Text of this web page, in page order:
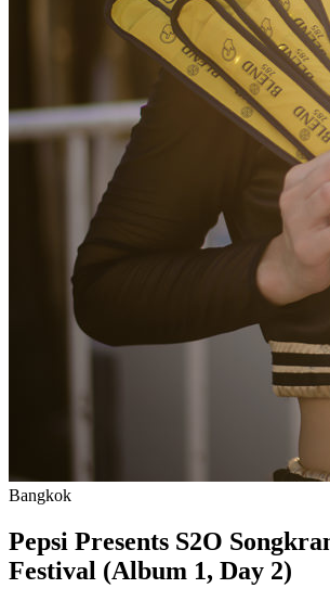
Bangkok
Pepsi Presents S2O
Festival (Album 1, Day 2)